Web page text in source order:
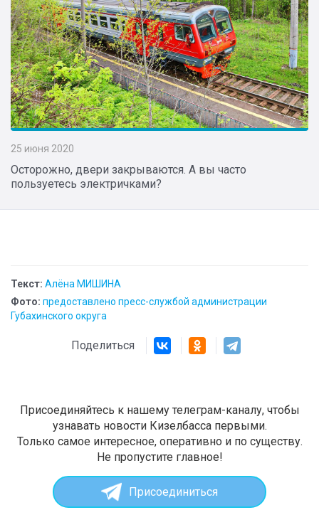
25 июня 2020
Осторожно, двери закрываются. А вы часто
пользуетесь электричками?
Текст: Алёна МИШИНА
Фото: предоставлено пресс-службой администрации
Губахинского округа
Поделиться
Присоединяйтесь к нашему телеграм-каналу, чтобы
узнавать новости Кизелбасса первыми.
Только самое интересное, оперативно и по существу.
Не пропустите главное!
Присоединиться